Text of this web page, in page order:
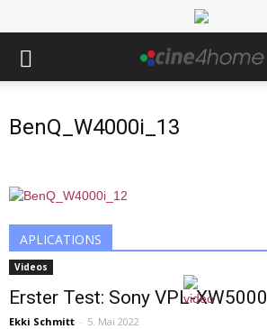
BenQ_W4000i_13
APLICATIONS
Videos
Erster Test: Sony VPL-XW5000
Ekki Schmitt - 5. Mai 2022